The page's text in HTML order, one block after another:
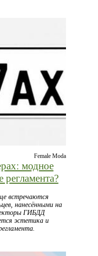
Female Moda
модное
встречаются
нанесёнными на
ГИБДД
эстетика и